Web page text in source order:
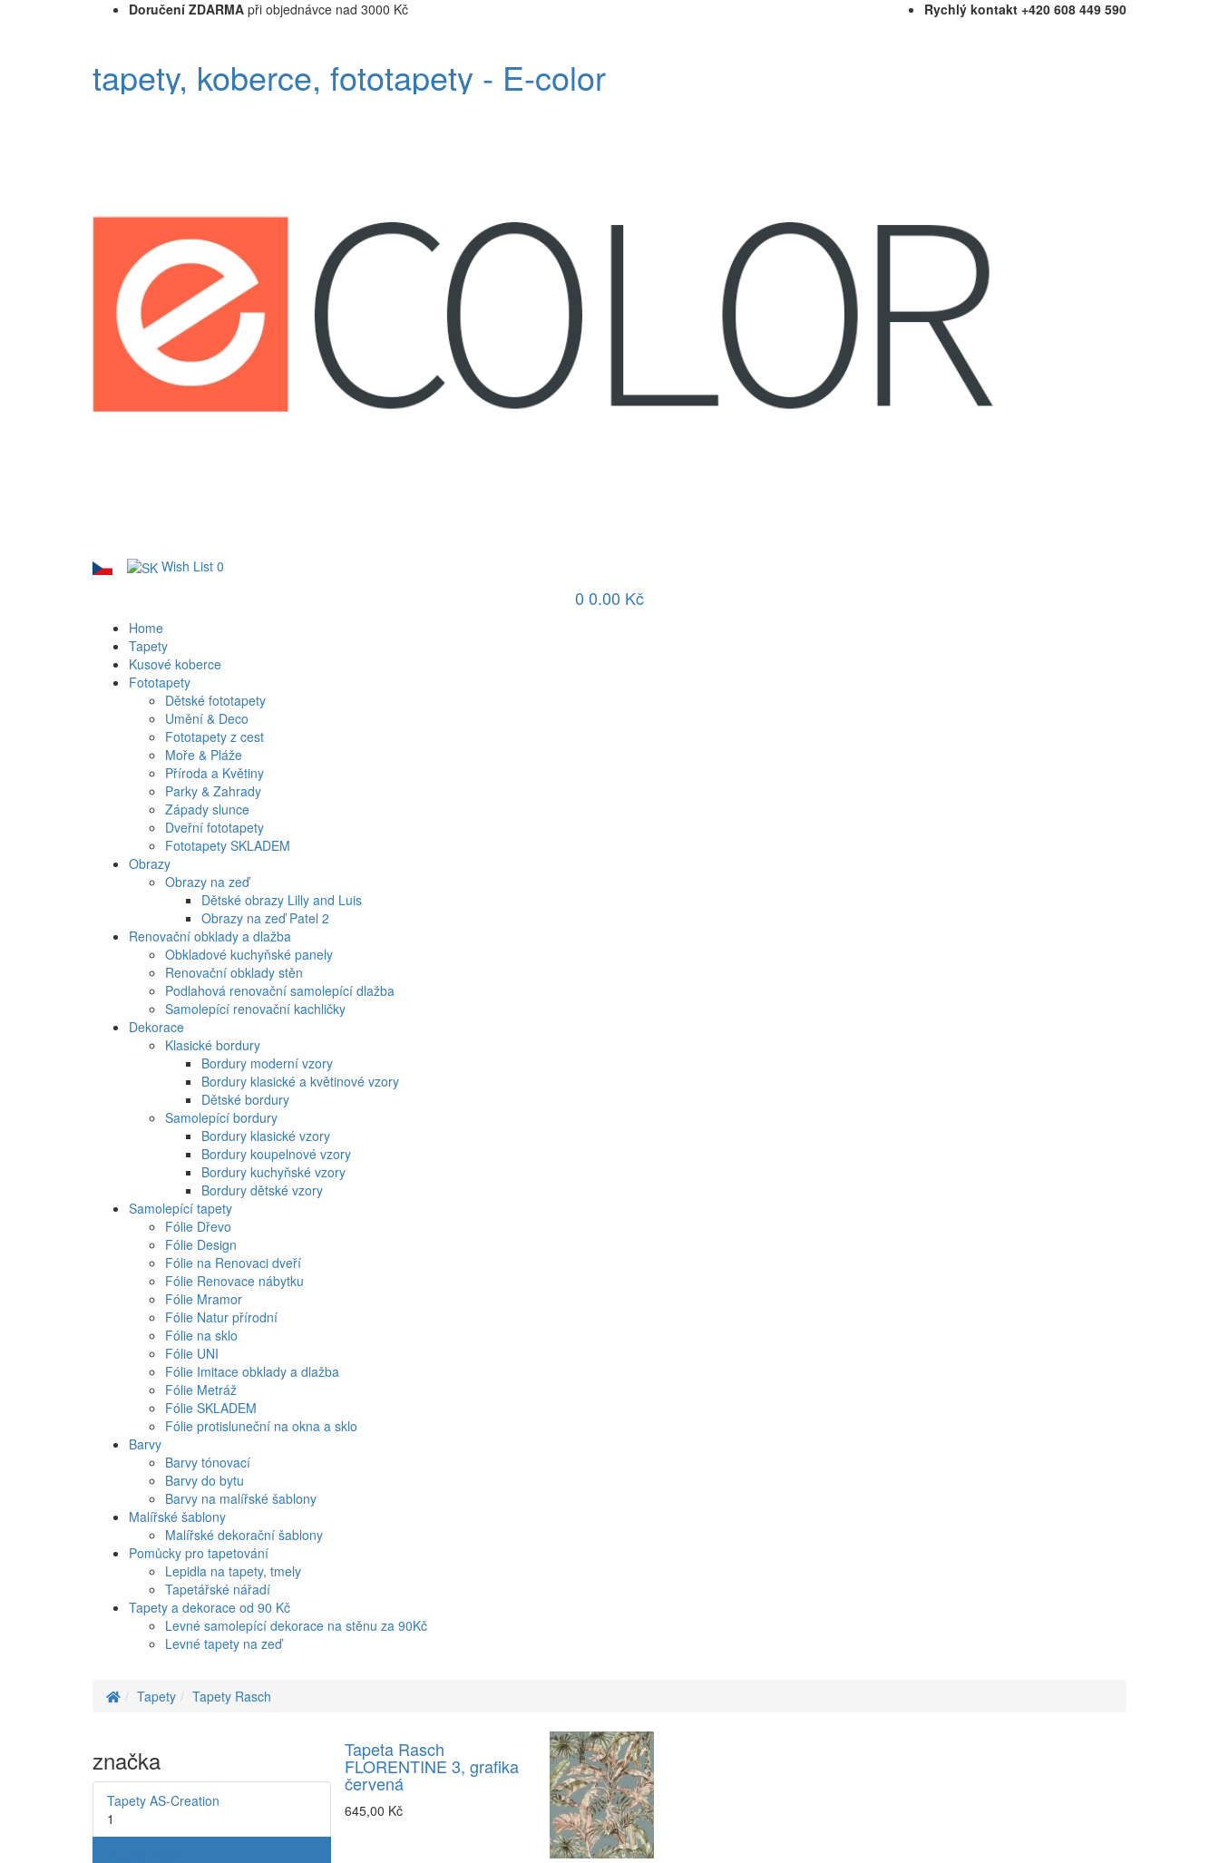
Doručení ZDARMA při objednávce nad 3000 Kč Rychlý kontakt +420 608 449 590
tapety, koberce, fototapety - E-color
Wish List 0
0 0.00 Kč
Home
Tapety
Kusové koberce
Fototapety
Dětské fototapety
Umění & Deco
Fototapety z cest
Moře & Pláže
Příroda a Květiny
Parky & Zahrady
Západy slunce
Dveřní fototapety
Fototapety SKLADEM
Obrazy
Obrazy na zeď
Dětské obrazy Lilly and Luis
Obrazy na zeď Patel 2
Renovační obklady a dlažba
Obkladové kuchyňské panely
Renovační obklady stěn
Podlahová renovační samolepící dlažba
Samolepící renovační kachličky
Dekorace
Klasické bordury
Bordury moderní vzory
Bordury klasické a květinové vzory
Dětské bordury
Samolepící bordury
Bordury klasické vzory
Bordury koupelnové vzory
Bordury kuchyňské vzory
Bordury dětské vzory
Samolepící tapety
Fólie Dřevo
Fólie Design
Fólie na Renovaci dveří
Fólie Renovace nábytku
Fólie Mramor
Fólie Natur přírodní
Fólie na sklo
Fólie UNI
Fólie Imitace obklady a dlažba
Fólie Metráž
Fólie SKLADEM
Fólie protisluneční na okna a sklo
Barvy
Barvy tónovací
Barvy do bytu
Barvy na malířské šablony
Malířské šablony
Malířské dekorační šablony
Pomůcky pro tapetování
Lepidla na tapety, tmely
Tapetářské nářadí
Tapety a dekorace od 90 Kč
Levné samolepící dekorace na stěnu za 90Kč
Levné tapety na zeď
Tapety Tapety Rasch
značka
Tapety AS-Creation
1
Tapeta Rasch
FLORENTINE 3, grafika
červená
645,00 Kč